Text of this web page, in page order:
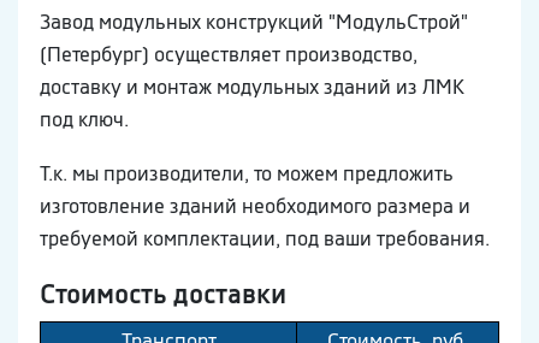
Завод модульных конструкций "МодульСтрой"
(Петербург) осуществляет производство,
доставку и монтаж модульных зданий из ЛМК
под ключ.
Т.к. мы производители, то можем предложить
изготовление зданий необходимого размера и
требуемой комплектации, под ваши требования.
Стоимость доставки